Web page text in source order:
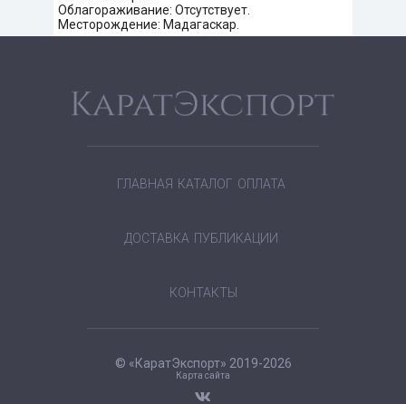
Облагораживание: Отсутствует.
Месторождение: Мадагаскар.
ГЛАВНАЯ КАТАЛОГ ОПЛАТА
ДОСТАВКА ПУБЛИКАЦИИ
КОНТАКТЫ
© «КаратЭкспорт» 2019-2026
Карта сайта